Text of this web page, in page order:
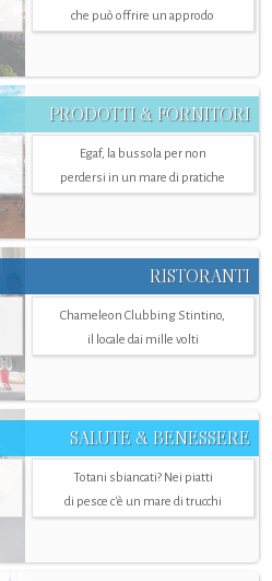
che può offrire un approdo
PRODOTTI & FORNITORI
Egaf, la bussola per non
perdersi in un mare di pratiche
RISTORANTI
Chameleon Clubbing Stintino,
il locale dai mille volti
SALUTE & BENESSERE
Totani sbiancati? Nei piatti
di pesce c'è un mare di trucchi